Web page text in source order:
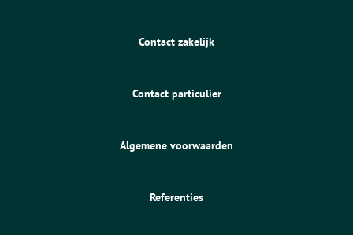
Contact zakelijk
Contact particulier
Algemene voorwaarden
Referenties